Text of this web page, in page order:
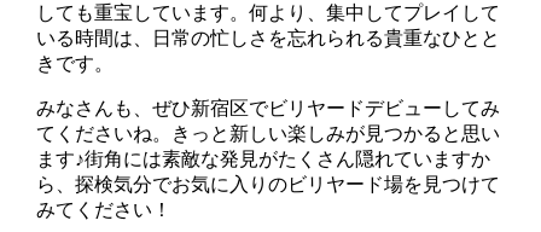
しても重宝しています。何より、集中してプレイして
いる時間は、日常の忙しさを忘れられる貴重なひとと
きです。
みなさんも、ぜひ新宿区でビリヤードデビューしてみ
てくださいね。きっと新しい楽しみが見つかると思い
ます♪街角には素敵な発見がたくさん隠れていますか
ら、探検気分でお気に入りのビリヤード場を見つけて
みてください！